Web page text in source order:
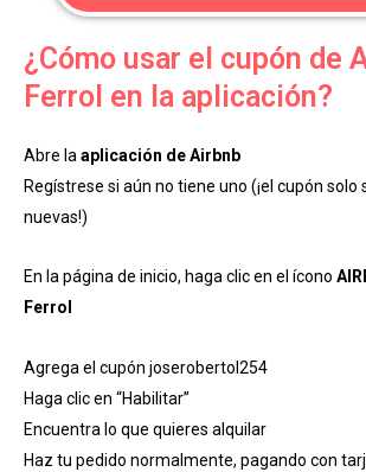
¿Cómo usar el cupón de
Ferrol en la aplicación?
Abre la aplicación de Airbnb
Regístrese si aún no tiene uno (¡el cupón solo
nuevas!)
En la página de inicio, haga clic en el ícono
Ferrol
Agrega el cupón joserobertol254
Haga clic en “Habilitar”
Encuentra lo que quieres alquilar
Haz tu pedido normalmente, pagando con